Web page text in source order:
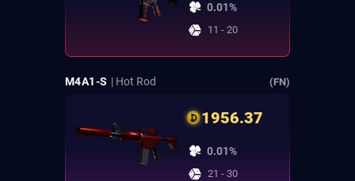
0.01%
11 - 20
M4A1-S | Hot Rod (FN)
1956.37
0.01%
21 - 30